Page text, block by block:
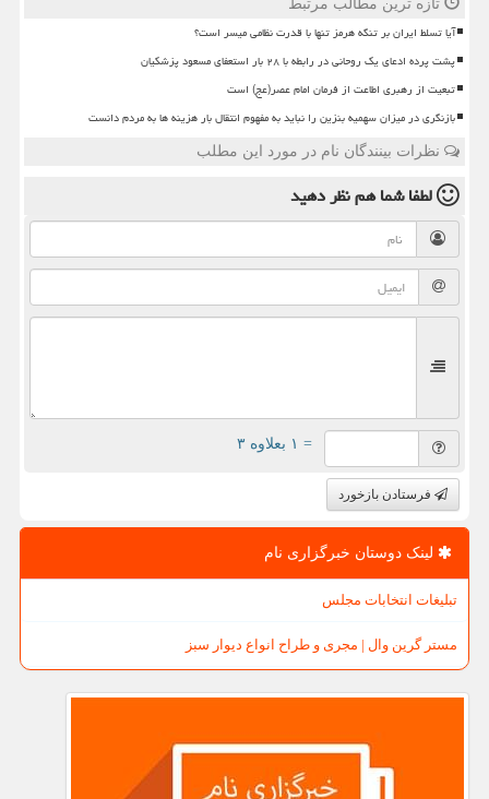
تازه ترین مطالب مرتبط
آیا تسلط ایران بر تنگه هرمز تنها با قدرت نظامی میسر است؟
پشت پرده ادعای یک روحانی در رابطه با ۲۸ بار استعفای مسعود پزشکیان
تبعیت از رهبری اطاعت از فرمان امام عصر(عج) است
بازنگری در میزان سهمیه بنزین را نباید به مفهوم انتقال بار هزینه ها به مردم دانست
نظرات بینندگان نام در مورد این مطلب
لطفا شما همنظر دهید
= ۱ بعلاوه ۳
فرستادن بازخورد
لینک دوستان خبرگزاری نام
تبلیغات انتخابات مجلس
مستر گرین وال | مجری و طراح انواع دیوار سبز